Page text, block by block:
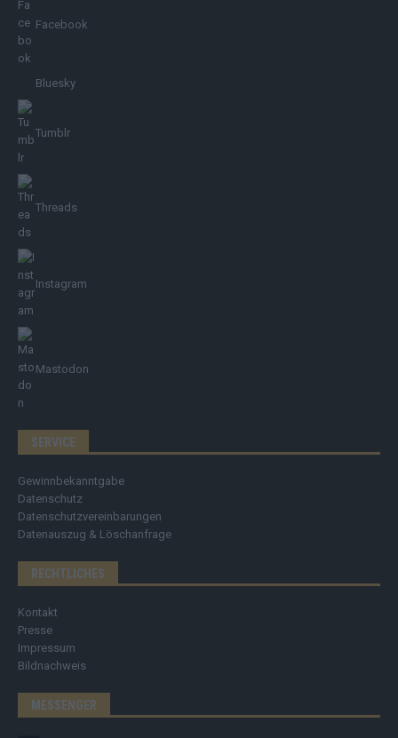
Facebook
Bluesky
Tumblr
Threads
Instagram
Mastodon
SERVICE
Gewinnbekanntgabe
Datenschutz
Datenschutzvereinbarungen
Datenauszug & Löschanfrage
RECHTLICHES
Kontakt
Presse
Impressum
Bildnachweis
MESSENGER